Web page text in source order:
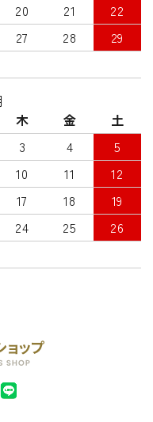
20 21
22
27 28
29
木 金
土
3 4
5
10 11
12
17 18
19
24 25
26